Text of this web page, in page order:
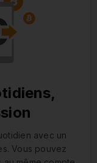
avec un
Vous pouvez